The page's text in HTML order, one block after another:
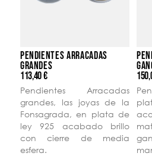
PENDIENTES ARRACADAS
GRANDES
113,40 €
Pendientes Arracadas
grandes, las joyas de la
Fonsagrada, en plata de
ley 925 acabado brillo
con cierre de media
esfera.